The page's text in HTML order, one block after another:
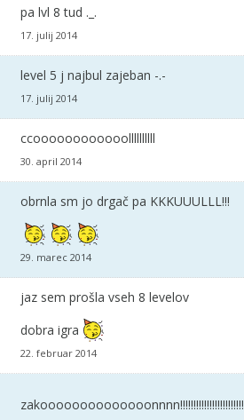
pa lvl 8 tud ._.
17. julij 2014
level 5 j najbul zajeban -.-
17. julij 2014
ccoooooooooooollllllllll
30. april 2014
obrnla sm jo drgač pa KKKUUULLL!!!
29. marec 2014
jaz sem prošla vseh 8 levelov
dobra igra
22. februar 2014
zakoooooooooooooonnnn!!!!!!!!!!!!!!!!!!!!!!!!